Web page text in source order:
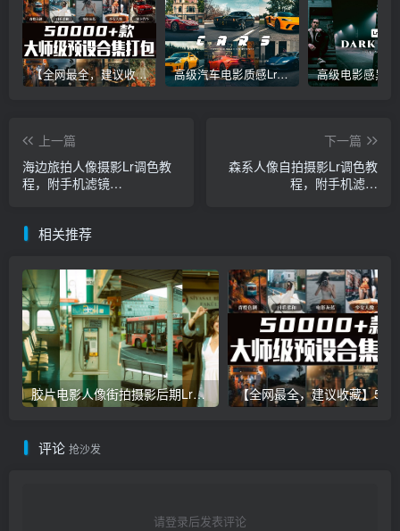
【全网最全，建议收藏】5万多款Lr顶级调色预设合集，精心整理，分类清晰，摄影师调色师必备素材，够用一辈子！ 高级汽车电影质感Lr调色教程，手机滤镜PS+Lightroom预设下载！
上一篇
海边旅拍人像摄影Lr调色教
程，附手机滤镜
下一篇
森系人像自拍摄影Lr调色教
程，附手机滤镜
相关推荐
胶片电影人像街拍摄影后期Lr调色教程，手机滤镜PS+Lightroom预设下载！
评论 抢沙发
请登录后发表评论